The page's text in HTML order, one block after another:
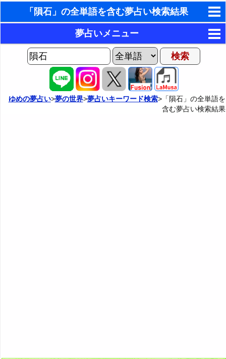
「隕石」の全単語を含む夢占い検索結果
東洋・西洋占星術
ホラリー占星術
手相占いで未来診断
タロットカードで無料占い
夢占いメニュー
AIゆめの夢占いチャット
ヨセフの夢占い
夢占い掲示板
ゆめの夢占い>夢の世界>夢占いキーワード検索>「隕石」の全単語を
含む夢占い検索結果